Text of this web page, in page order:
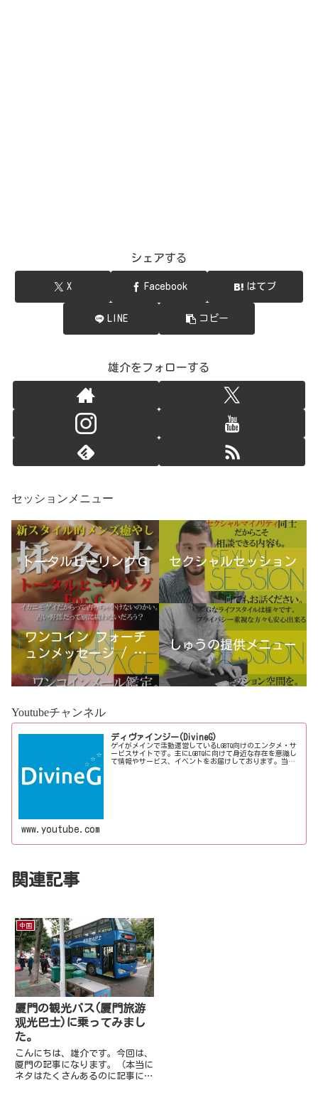
シェアする
X Facebook はてブ
LINE コピー
雄介をフォローする
セッションメニュー
トータルヒーリングＧ セクシャルセッション
ワンコイン フォーチ
ュンメッセージ / 古
宮優雨
しゅうの提供メニュー
Youtubeチャンネル
ディヴァインジー(DivineG)
ゲイがメインで活動運営しているLGBTQ向けのエンタメ・サ
ービスサイトです。主にLGBTQに向けて身近な存在を意識し
て情報やサービス、イベントをお届けしております。当事
www.youtube.com
関連記事
中国
厦門の観光バス(厦門旅游
观光巴士)に乗ってみまし
た。
こんにちは、雄介です。今回は、
厦門の記事になります。（本当に
ネタはたくさんあるのに記事にす